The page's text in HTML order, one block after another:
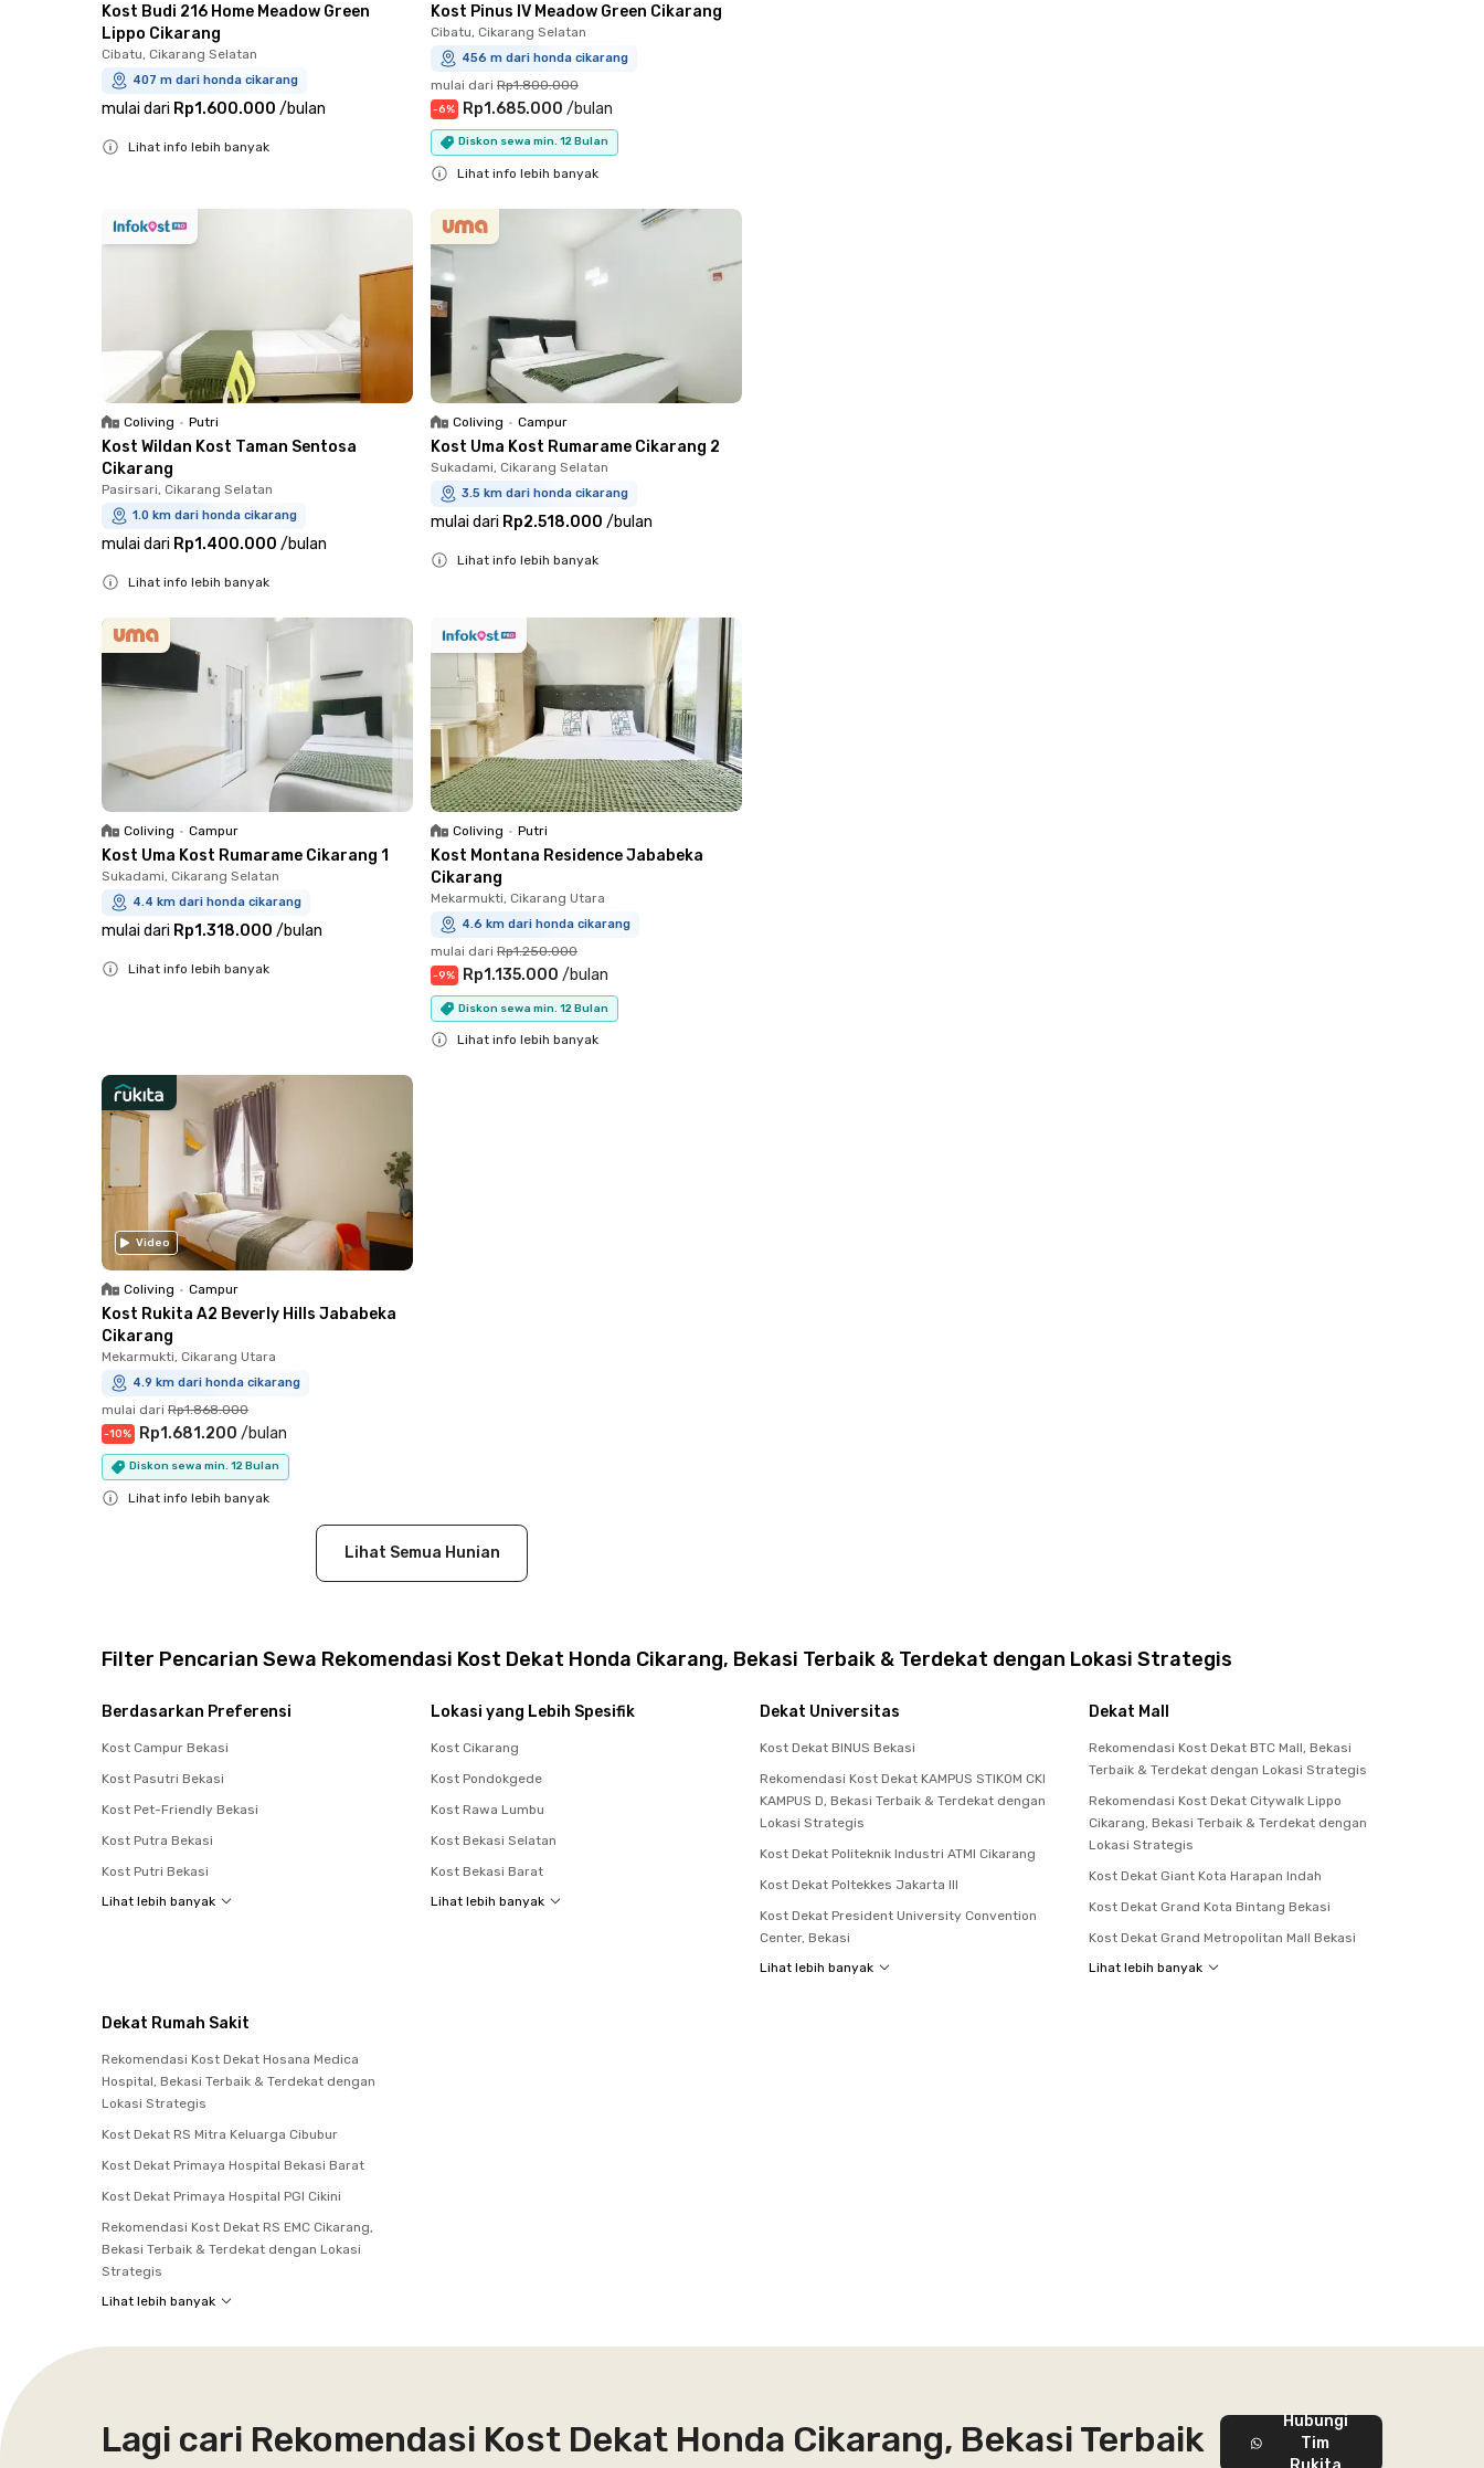
Kost Budi 216 Home Meadow Green
Lippo Cikarang
Cibatu, Cikarang Selatan
407 m dari honda cikarang
mulai dari Rp1.600.000 /bulan
Lihat info lebih banyak
Kost Pinus IV Meadow Green Cikarang
Cibatu, Cikarang Selatan
456 m dari honda cikarang
mulai dari Rp1.800.000
-6% Rp1.685.000 /bulan
Diskon sewa min. 12 Bulan
Lihat info lebih banyak
Coliving • Putri
Kost Wildan Kost Taman Sentosa
Cikarang
Pasirsari, Cikarang Selatan
1.0 km dari honda cikarang
mulai dari Rp1.400.000 /bulan
Lihat info lebih banyak
Coliving • Campur
Kost Uma Kost Rumarame Cikarang 2
Sukadami, Cikarang Selatan
3.5 km dari honda cikarang
mulai dari Rp2.518.000 /bulan
Lihat info lebih banyak
Coliving • Campur
Kost Uma Kost Rumarame Cikarang 1
Sukadami, Cikarang Selatan
4.4 km dari honda cikarang
mulai dari Rp1.318.000 /bulan
Lihat info lebih banyak
Coliving • Putri
Kost Montana Residence Jababeka
Cikarang
Mekarmukti, Cikarang Utara
4.6 km dari honda cikarang
mulai dari Rp1.250.000
-9% Rp1.135.000 /bulan
Diskon sewa min. 12 Bulan
Lihat info lebih banyak
Video
Coliving • Campur
Kost Rukita A2 Beverly Hills Jababeka
Cikarang
Mekarmukti, Cikarang Utara
4.9 km dari honda cikarang
mulai dari Rp1.868.000
-10% Rp1.681.200 /bulan
Diskon sewa min. 12 Bulan
Lihat info lebih banyak
Lihat Semua Hunian
Filter Pencarian Sewa Rekomendasi Kost Dekat Honda Cikarang, Bekasi Terbaik & Terdekat dengan Lokasi Strategis
Berdasarkan Preferensi
Kost Campur Bekasi
Kost Pasutri Bekasi
Kost Pet-Friendly Bekasi
Kost Putra Bekasi
Kost Putri Bekasi
Lihat lebih banyak
Lokasi yang Lebih Spesifik
Kost Cikarang
Kost Pondokgede
Kost Rawa Lumbu
Kost Bekasi Selatan
Kost Bekasi Barat
Lihat lebih banyak
Dekat Universitas
Kost Dekat BINUS Bekasi
Rekomendasi Kost Dekat KAMPUS STIKOM CKI
KAMPUS D, Bekasi Terbaik & Terdekat dengan
Lokasi Strategis
Kost Dekat Politeknik Industri ATMI Cikarang
Kost Dekat Poltekkes Jakarta III
Kost Dekat President University Convention
Center, Bekasi
Lihat lebih banyak
Dekat Mall
Rekomendasi Kost Dekat BTC Mall, Bekasi
Terbaik & Terdekat dengan Lokasi Strategis
Rekomendasi Kost Dekat Citywalk Lippo
Cikarang, Bekasi Terbaik & Terdekat dengan
Lokasi Strategis
Kost Dekat Giant Kota Harapan Indah
Kost Dekat Grand Kota Bintang Bekasi
Kost Dekat Grand Metropolitan Mall Bekasi
Lihat lebih banyak
Dekat Rumah Sakit
Rekomendasi Kost Dekat Hosana Medica
Hospital, Bekasi Terbaik & Terdekat dengan
Lokasi Strategis
Kost Dekat RS Mitra Keluarga Cibubur
Kost Dekat Primaya Hospital Bekasi Barat
Kost Dekat Primaya Hospital PGI Cikini
Rekomendasi Kost Dekat RS EMC Cikarang,
Bekasi Terbaik & Terdekat dengan Lokasi
Strategis
Lihat lebih banyak
Lagi cari Rekomendasi Kost Dekat Honda Cikarang, Bekasi Terbaik
Hubungi
Tim